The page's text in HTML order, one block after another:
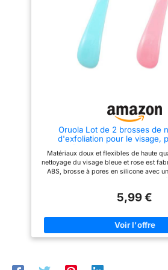
étanche et peut être utilisée
sous la douche, dans la
baignoire ou au lavabo en toute
simplicité TECHNOLOGIE DE
ROTATION : Le mouvement
rotatif assure un nettoyage
uniforme du visage et procure
un massage doux pour une
un
la
la
fine
les
et
les
cette
Oruola Lot de 2 brosses de
d'exfoliation pour le visage,
et femme
Matériaux doux et flexibles de haute
nettoyage du visage bleue et rose est
ABS, brosse à pores en silicone avec
du visage efficace : ces brosses faciales
maquillage tout en débouchant les pores
hydratée Légère et ergonomique : cette
des pores a une poignée ergonomique
5,99 €